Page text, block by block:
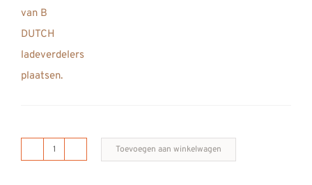
B
Toevoegen aan winkelwagen